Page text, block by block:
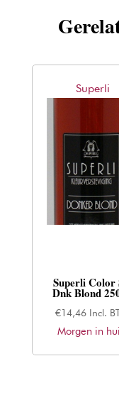
Superli
Superli Color
Dnk Blond
€14,46 Incl.
Morgen in